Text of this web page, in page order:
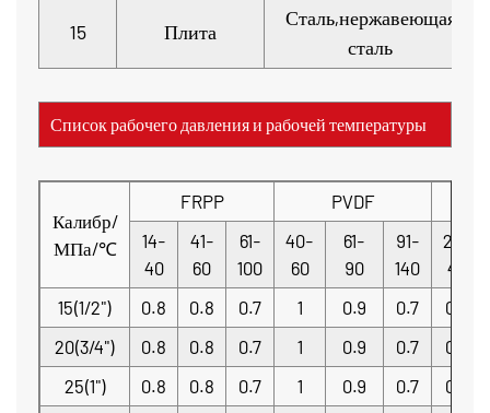
15 Плита
Сталь,нержавеющая
сталь
Список рабочего давления и рабочей температуры
Калибр/
МПа/℃
FRPP PVDF
14-
40
41-
60
61-
100
40-
60
61-
90
91-
140
20-
40
15(1/2")
0.8 0.8 0.7 1 0.9 0.7
0.8
20(3/4")
0.8 0.8 0.7 1 0.9 0.7
0.8
25(1")
0.8 0.8 0.7 1 0.9 0.7
0.8